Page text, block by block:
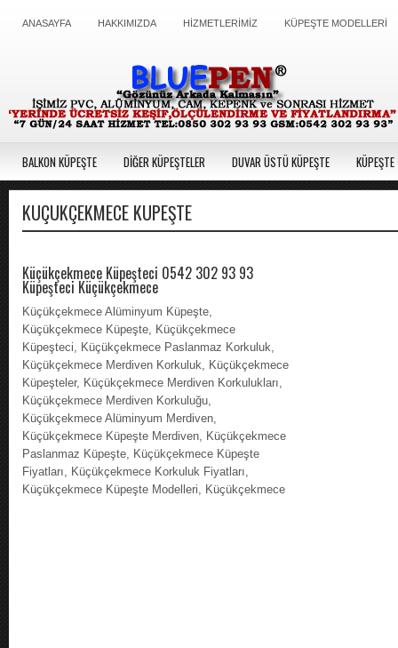
ANASAYFA HAKKIMIZDA HİZMETLERİMİZ KÜPEŞTE MODELLERİ
BALKON KÜPEŞTE DİĞER KÜPEŞTELER DUVAR ÜSTÜ KÜPEŞTE
KÜÇÜKÇEKMECE KÜPEŞTE
Küçükçekmece Küpeşteci 0542 302 93 93
Küpeşteci Küçükçekmece
Küçükçekmece Alüminyum Küpeşte,
Küçükçekmece Küpeşte, Küçükçekmece
Küpeşteci, Küçükçekmece Paslanmaz Korkuluk,
Küçükçekmece Merdiven Korkuluk, Küçükçekmece
Küpeşteler, Küçükçekmece Merdiven Korkulukları,
Küçükçekmece Merdiven Korkuluğu,
Küçükçekmece Alüminyum Merdiven,
Küçükçekmece Küpeşte Merdiven, Küçükçekmece
Paslanmaz Küpeşte, Küçükçekmece Küpeşte
Fiyatları, Küçükçekmece Korkuluk Fiyatları,
Küçükçekmece Küpeşte Modelleri, Küçükçekmece